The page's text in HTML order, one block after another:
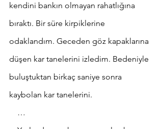
kendini bankın olmayan rahatlığına
bıraktı. Bir süre kirpiklerine
odaklandım. Geceden göz kapaklarına
düşen kar tanelerini izledim. Bedeniyle
buluştuktan birkaç saniye sonra
kaybolan kar tanelerini.
    …